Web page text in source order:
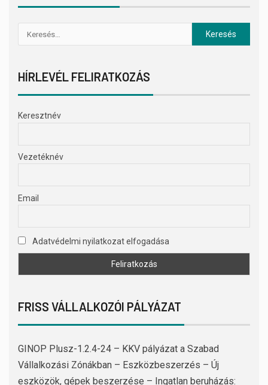
HÍRLEVÉL FELIRATKOZÁS
Keresztnév
Vezetéknév
Email
Adatvédelmi nyilatkozat elfogadása
FRISS VÁLLALKOZÓI PÁLYÁZAT
GINOP Plusz-1.2.4-24 – KKV pályázat a Szabad
Vállalkozási Zónákban – Eszközbeszerzés – Új
eszközök, gépek beszerzése – Ingatlan beruházás: